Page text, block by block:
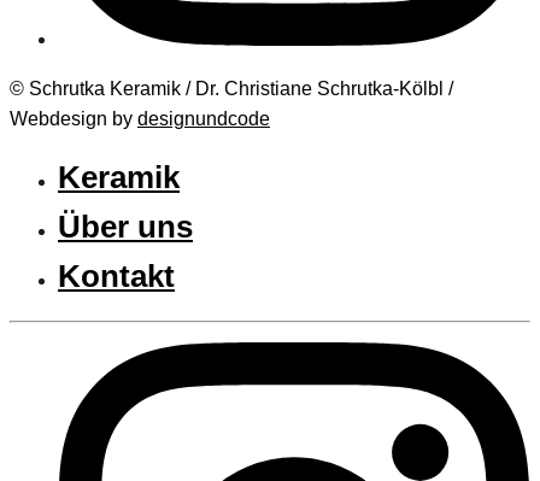
© Schrutka Keramik / Dr. Christiane Schrutka-Kölbl /
Webdesign by designundcode
Keramik
Über uns
Kontakt